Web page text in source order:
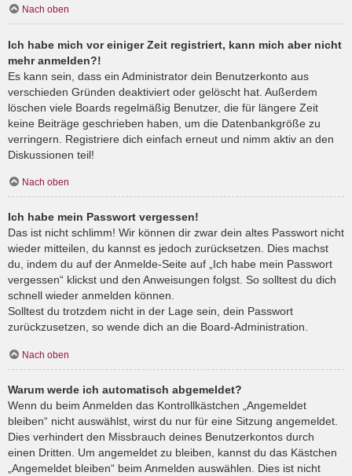
Nach oben
Ich habe mich vor einiger Zeit registriert, kann mich aber nicht
mehr anmelden?!
Es kann sein, dass ein Administrator dein Benutzerkonto aus
verschieden Gründen deaktiviert oder gelöscht hat. Außerdem
löschen viele Boards regelmäßig Benutzer, die für längere Zeit
keine Beiträge geschrieben haben, um die Datenbankgröße zu
verringern. Registriere dich einfach erneut und nimm aktiv an den
Diskussionen teil!
Nach oben
Ich habe mein Passwort vergessen!
Das ist nicht schlimm! Wir können dir zwar dein altes Passwort nicht
wieder mitteilen, du kannst es jedoch zurücksetzen. Dies machst
du, indem du auf der Anmelde-Seite auf „Ich habe mein Passwort
vergessen“ klickst und den Anweisungen folgst. So solltest du dich
schnell wieder anmelden können.
Solltest du trotzdem nicht in der Lage sein, dein Passwort
zurückzusetzen, so wende dich an die Board-Administration.
Nach oben
Warum werde ich automatisch abgemeldet?
Wenn du beim Anmelden das Kontrollkästchen „Angemeldet
bleiben“ nicht auswählst, wirst du nur für eine Sitzung angemeldet.
Dies verhindert den Missbrauch deines Benutzerkontos durch
einen Dritten. Um angemeldet zu bleiben, kannst du das Kästchen
„Angemeldet bleiben“ beim Anmelden auswählen. Dies ist nicht